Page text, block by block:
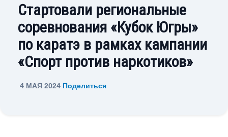
Стартовали региональные
соревнования «Кубок Югры»
по каратэ в рамках кампании
«Спорт против наркотиков»
4 МАЯ 2024 Поделиться